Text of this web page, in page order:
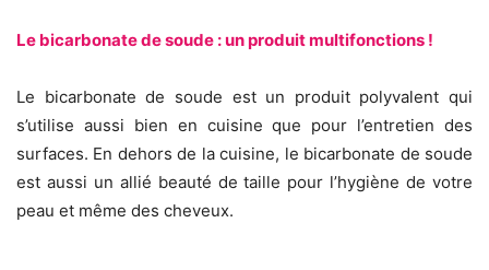
Le bicarbonate de soude : un produit multifonctions !
Le bicarbonate de soude est un produit polyvalent qui
s’utilise aussi bien en cuisine que pour l’entretien des
surfaces. En dehors de la cuisine, le bicarbonate de soude
est aussi un allié beauté de taille pour l’hygiène de votre
peau et même des cheveux.